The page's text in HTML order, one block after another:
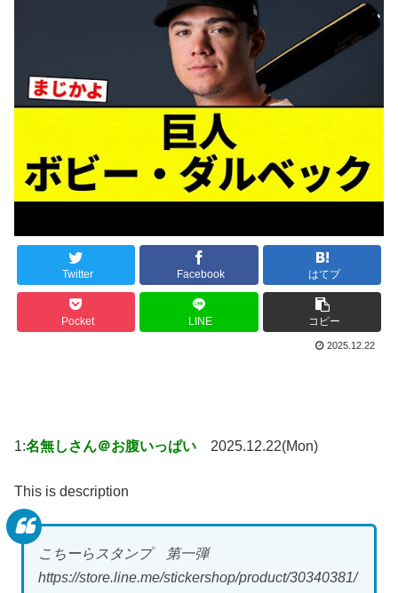
Twitter Facebook はてブ
Pocket LINE コピー
2025.12.22
1:名無しさん＠お腹いっぱい 2025.12.22(Mon)
This is description
こちーらスタンプ 第一弾
https://store.line.me/stickershop/product/30340381/